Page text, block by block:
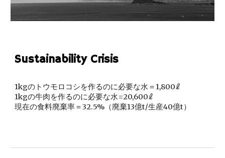
Sustainability Crisis
1kgのトウモロコシを作るのに必要な水＝1,800ℓ
1kgの牛肉を作るのに必要な水=20,600ℓ
現在の食料廃棄率＝32.5%（廃棄13億t/生産40億t）